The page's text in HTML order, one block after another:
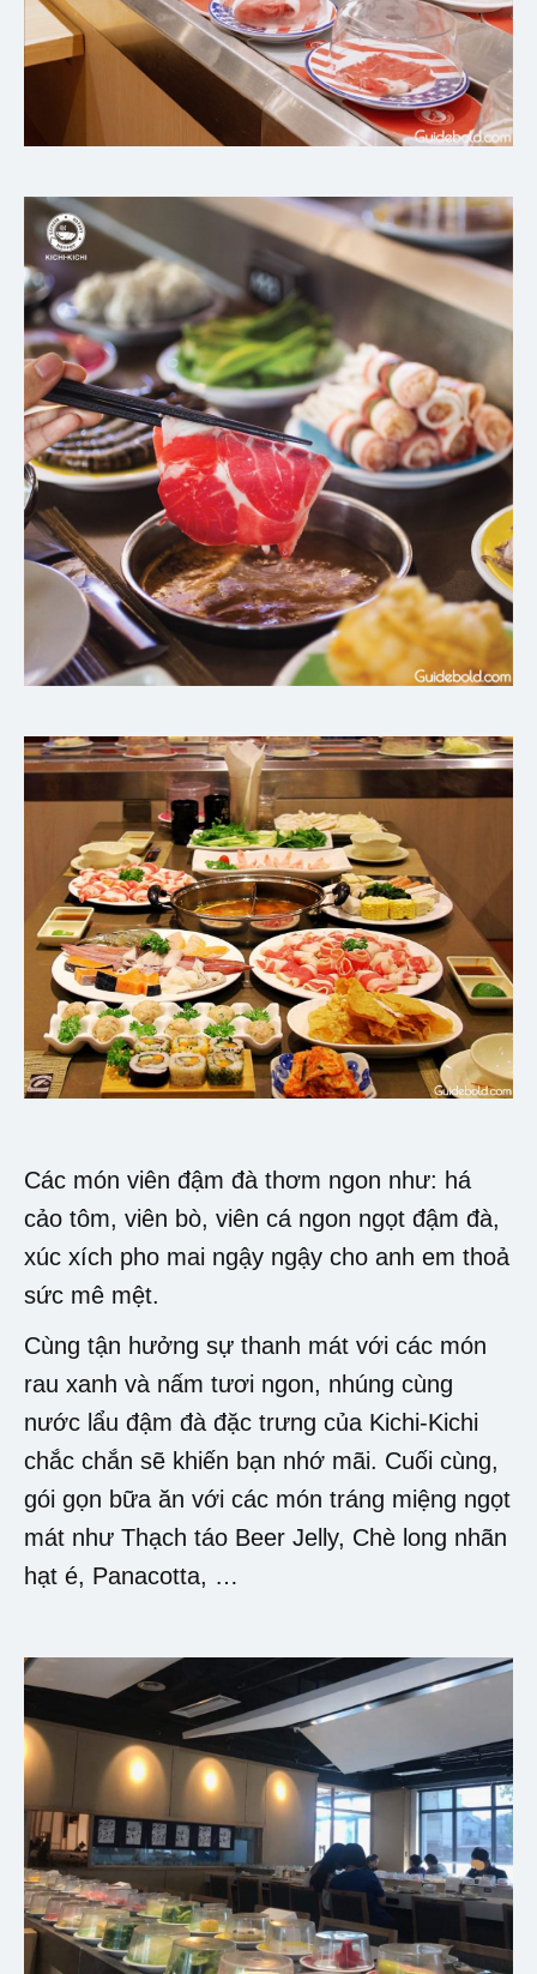
Các món viên đậm đà thơm ngon như: há
cảo tôm, viên bò, viên cá ngon ngọt đậm đà,
xúc xích pho mai ngậy ngậy cho anh em thoả
sức mê mệt.
Cùng tận hưởng sự thanh mát với các món
rau xanh và nấm tươi ngon, nhúng cùng
nước lẩu đậm đà đặc trưng của Kichi-Kichi
chắc chắn sẽ khiến bạn nhớ mãi. Cuối cùng,
gói gọn bữa ăn với các món tráng miệng ngọt
mát như Thạch táo Beer Jelly, Chè long nhãn
hạt é, Panacotta, …